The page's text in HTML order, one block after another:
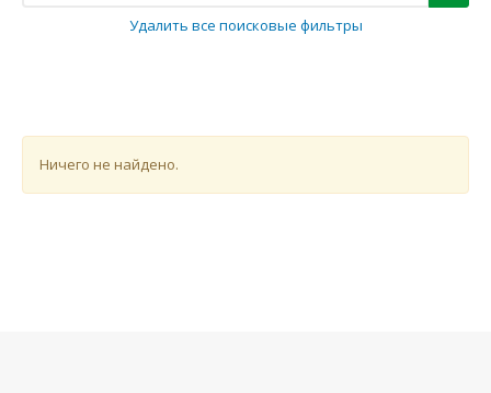
Удалить все поисковые фильтры
Ничего не найдено.